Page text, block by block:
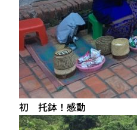
初 托鉢！感動